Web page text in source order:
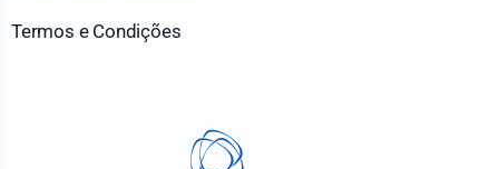
Termos e Condições